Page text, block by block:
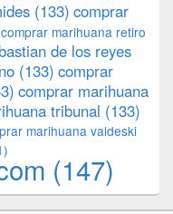
(133) comprar
comprar marihuana retiro
de los reyes
(133) comprar
comprar marihuana
tribunal (133)
marihuana valdeski
(147)